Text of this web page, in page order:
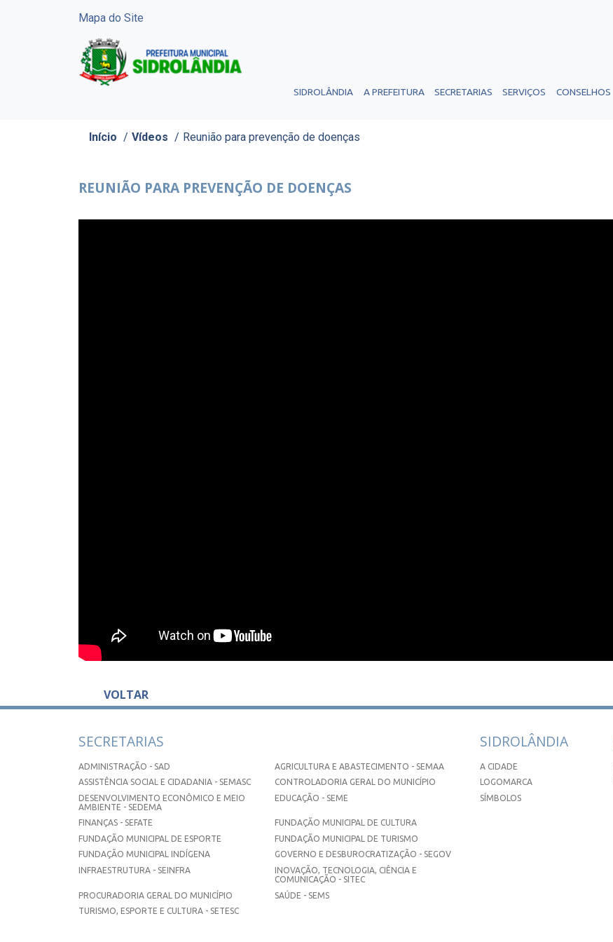
Mapa do Site
SIDROLÂNDIA A PREFEITURA SECRETARIAS SERVIÇOS CONSELHOS
Início / Vídeos / Reunião para prevenção de doenças
REUNIÃO PARA PREVENÇÃO DE DOENÇAS
VOLTAR
SECRETARIAS
ADMINISTRAÇÃO - SAD
AGRICULTURA E ABASTECIMENTO - SEMAA
ASSISTÊNCIA SOCIAL E CIDADANIA - SEMASC
CONTROLADORIA GERAL DO MUNICÍPIO
DESENVOLVIMENTO ECONÔMICO E MEIO
AMBIENTE - SEDEMA
EDUCAÇÃO - SEME
FINANÇAS - SEFATE
FUNDAÇÃO MUNICIPAL DE CULTURA
FUNDAÇÃO MUNICIPAL DE ESPORTE
FUNDAÇÃO MUNICIPAL DE TURISMO
FUNDAÇÃO MUNICIPAL INDÍGENA
GOVERNO E DESBUROCRATIZAÇÃO - SEGOV
INFRAESTRUTURA - SEINFRA
INOVAÇÃO, TECNOLOGIA, CIÊNCIA E
COMUNICAÇÃO - SITEC
PROCURADORIA GERAL DO MUNICÍPIO
SAÚDE - SEMS
TURISMO, ESPORTE E CULTURA - SETESC
SIDROLÂNDIA
A CIDADE
LOGOMARCA
SÍMBOLOS